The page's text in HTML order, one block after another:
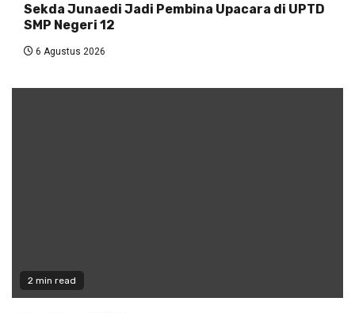
Sekda Junaedi Jadi Pembina Upacara di UPTD
SMP Negeri 12
6 Agustus 2026
2 min read